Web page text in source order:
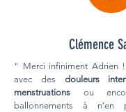
Clémence
" Merci infiniment Adrien
avec des douleurs
menstruations ou
ballonnements à